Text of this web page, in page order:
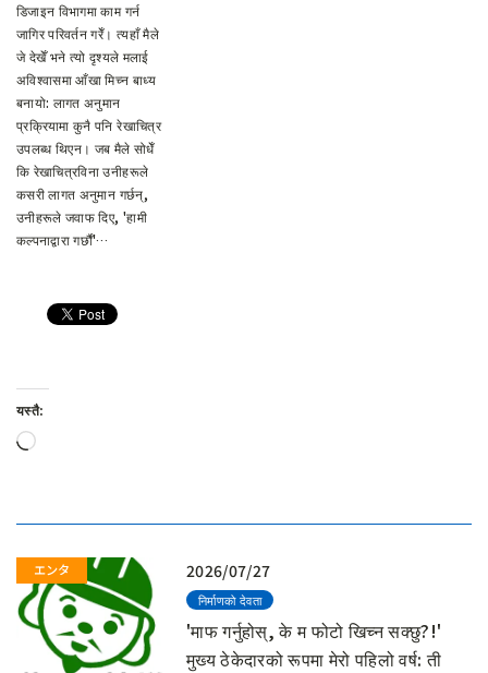
डिजाइन विभागमा काम गर्न
जागिर परिवर्तन गरेँ। त्यहाँ मैले
जे देखेँ भने त्यो दृश्यले मलाई
अविश्वासमा आँखा मिच्न बाध्य
बनायो: लागत अनुमान
प्रक्रियामा कुनै पनि रेखाचित्र
उपलब्ध थिएन। जब मैले सोधेँ
कि रेखाचित्रविना उनीहरूले
कसरी लागत अनुमान गर्छन्,
उनीहरूले जवाफ दिए, 'हामी
कल्पनाद्वारा गर्छौं'…
यस्तै:
लोड
2026/07/27
निर्माणको देवता
'माफ गर्नुहोस्, के म फोटो खिच्न सक्छु?!'
मुख्य ठेकेदारको रूपमा मेरो पहिलो वर्ष: ती